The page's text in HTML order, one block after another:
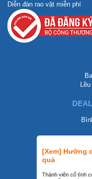
[Xem] Hưỡng
quả
Thành viên cố tình
Diễn đàn rao vặt miễn phí